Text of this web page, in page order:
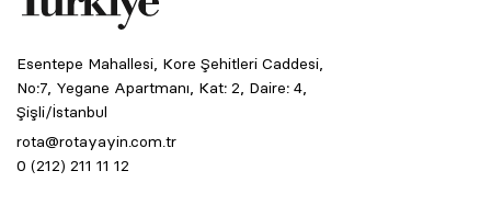
Esentepe Mahallesi, Kore Şehitleri Caddesi,
No:7, Yegane Apartmanı, Kat: 2, Daire: 4,
Şişli/İstanbul
rota@rotayayin.com.tr
0 (212) 211 11 12